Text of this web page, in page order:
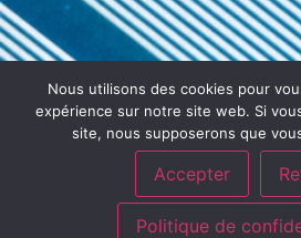
Nous utilisons des cookies pour
expérience sur notre site web. Si
site, nous supposerons que
Accepter
Politique de